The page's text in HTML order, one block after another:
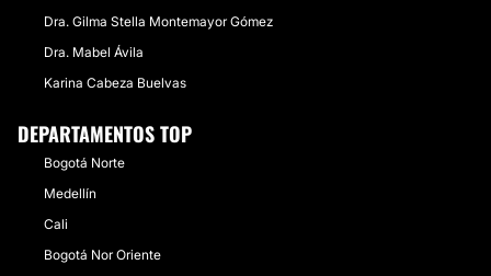
Dra. Gilma Stella Montemayor Gómez
Dra. Mabel Ávila
Karina Cabeza Buelvas
DEPARTAMENTOS TOP
Bogotá Norte
Medellín
Cali
Bogotá Nor Oriente